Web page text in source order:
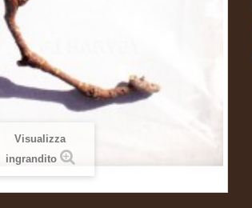
Visualizza
ingrandito